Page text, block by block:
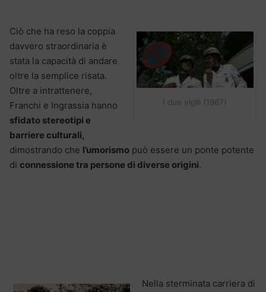
I due vigili (1967)
Ciò che ha reso la coppia
davvero straordinaria è
stata la capacità di andare
oltre la semplice risata.
Oltre a intrattenere,
Franchi e Ingrassia hanno
sfidato stereotipi e
barriere culturali,
dimostrando che l’umorismo può essere un ponte potente
di connessione tra persone di diverse origini.
Nella sterminata carriera di